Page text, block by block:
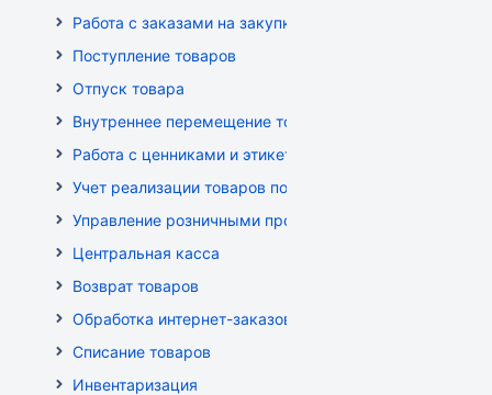
Работа с заказами на закупку
Поступление товаров
Отпуск товара
Внутреннее перемещение товаров
Работа с ценниками и этикетками
Учет реализации товаров по кассе
Управление розничными продажами
Центральная касса
Возврат товаров
Обработка интернет-заказов
Списание товаров
Инвентаризация